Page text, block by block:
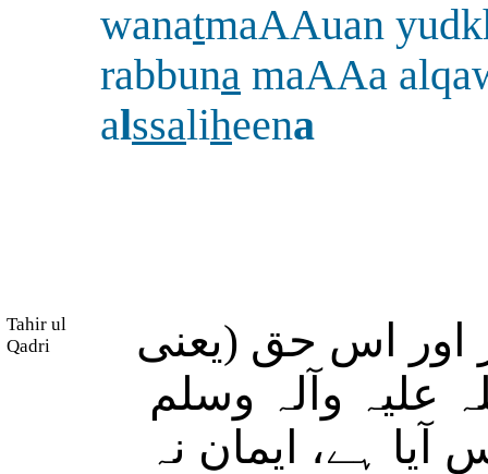
wanatmaAAuan
rabbuna maAAa
alssaliheena
Tahir ul
Qadri
اور اس حق (یعنی
وآلہ وسلم
ہے، ایمان نہ